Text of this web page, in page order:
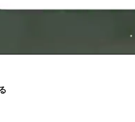
再起している。
ことは極められないと思うし
年11月に月井隼南をリアネ